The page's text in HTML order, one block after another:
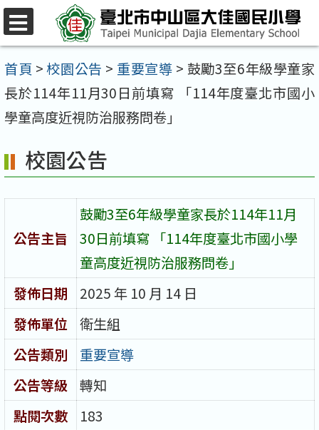
跳
至
主
要
內
區
首頁 >校園公告 > 重要宣導 > 鼓勵3至6年級學童家
長於114年11月30日前填寫 「114年度臺北市國小
學童高度近視防治服務問卷」
校園公告
公告主旨
鼓勵3至6年級學童家長於114年11月
30日前填寫 「114年度臺北市國小學
童高度近視防治服務問卷」
發佈日期
2025 年 10 月 14 日
發佈單位
衛生組
公告類別
重要宣導
公告等級
轉知
點閱次數
183
選
單